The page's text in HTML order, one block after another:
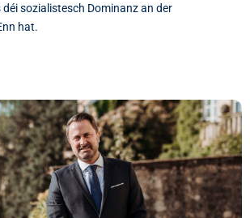
sozialistesch Dominanz an der
hat.